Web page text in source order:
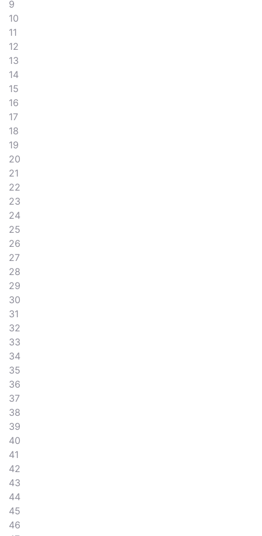
9
10
11
12
13
14
15
16
17
18
19
20
21
22
23
24
25
26
27
28
29
30
31
32
33
34
35
36
37
38
39
40
41
42
43
44
45
46